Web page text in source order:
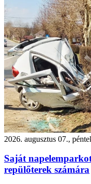
2026. augusztus 07.,
Saját
repülőterek számára